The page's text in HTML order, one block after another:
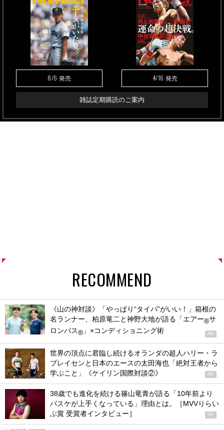
8/6 発売 4/16 発売
雑誌定期購読のご案内
RECOMMEND
《山の神対談》「やっぱり“タイパ”がいい！」箱根の
名ランナー、柏原竜二と神野大地が語る「エアー®サ
ロンパス® 」×コンディショニング術 PR
世界の頂点に君臨し続けるオランダの超人ハリー・ラ
ブレイセンと日本のエースの太田海也「絶対王者から
学ぶこと」《ケイリン国際対談②》
PR
38歳でも進化を続ける篠山竜青が語る「10年前より
バスケが上手くなっている」理由とは。［MVVりらい
ぶ賞 受賞者インタビュー］
PR